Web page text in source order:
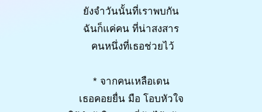
ยังจำวันนั้นที่เราพบกัน
ฉันก็แค่คน ที่น่าสงสาร
คนหนึ่งที่เธอช่วยไว้
* จากคนเหลือเดน
เธอคอยยื่น มือ โอบหัวใจ